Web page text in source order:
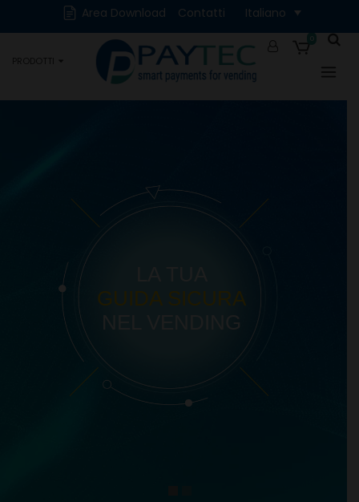
Area Download Contatti Italiano
PRODOTTI
Digitali
Accessori e Ricambi
Occasioni
0
GUIDA SICURA
NEL VENDING